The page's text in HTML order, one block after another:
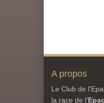
A propos
Le Club de
la race de l'